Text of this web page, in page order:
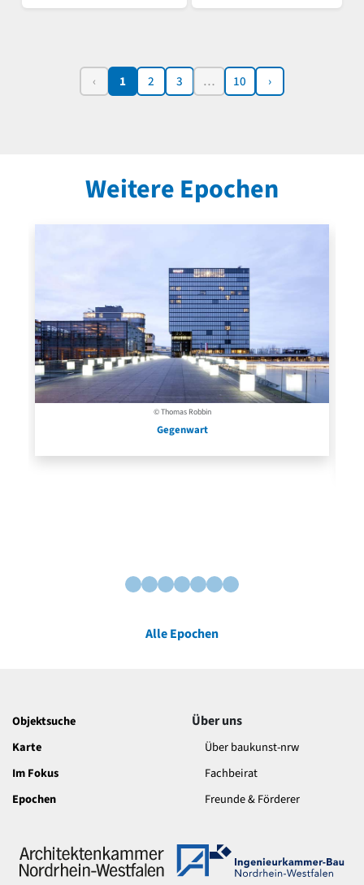
‹ 1 2 3 … 10 ›
Weitere Epochen
© Thomas Robbin
Gegenwart
Alle Epochen
Objektsuche
Karte
Im Fokus
Epochen
Über uns
Über baukunst-nrw
Fachbeirat
Freunde & Förderer